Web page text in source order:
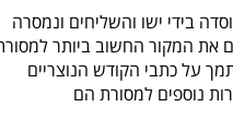
בידי ישו והשליחים ונמסרה
את המקור החשוב ביותר
על כתבי הקודש הנוצריים
נוספים למסורת הם